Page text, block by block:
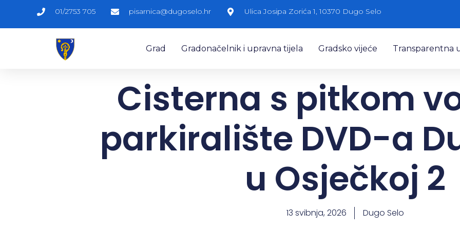
01/2753 705 pisarnica@dugoselo.hr Ulica Josipa Zorića 1, 10370 Dugo Selo
Grad Gradonačelnik i upravna tijela Gradsko vijeće Transparentna
Cisterna s pitkom
parkiralište DVD-a
u Osječkoj 2
13 svibnja, 2026 Dugo Selo